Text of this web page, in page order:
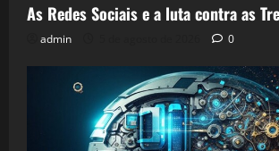
As Redes Sociais e a luta contra as
admin 0